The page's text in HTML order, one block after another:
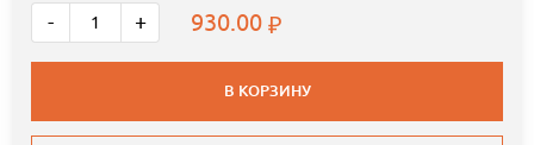
- + 930.00
В КОРЗИНУ